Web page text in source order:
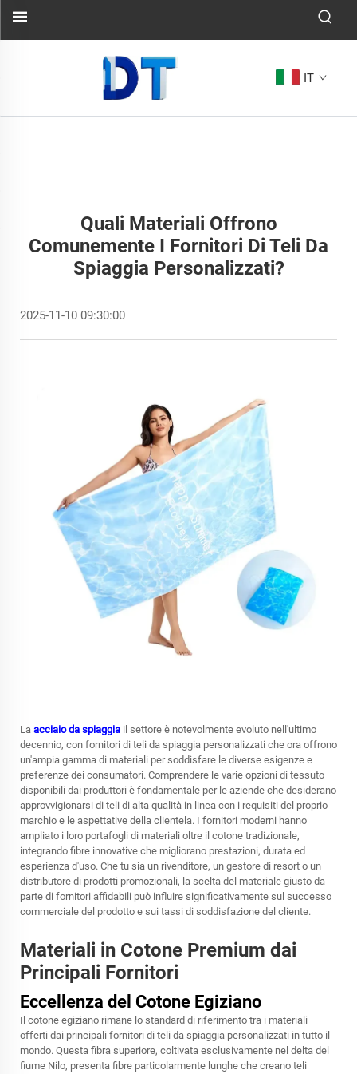
IT
Quali Materiali Offrono
Comunemente I Fornitori Di Teli Da
Spiaggia Personalizzati?
2025-11-10 09:30:00
La acciaio da spiaggia il settore è notevolmente evoluto nell'ultimo
decennio, con fornitori di teli da spiaggia personalizzati che ora offrono
un'ampia gamma di materiali per soddisfare le diverse esigenze e
preferenze dei consumatori. Comprendere le varie opzioni di tessuto
disponibili dai produttori è fondamentale per le aziende che desiderano
approvvigionarsi di teli di alta qualità in linea con i requisiti del proprio
marchio e le aspettative della clientela. I fornitori moderni hanno
ampliato i loro portafogli di materiali oltre il cotone tradizionale,
integrando fibre innovative che migliorano prestazioni, durata ed
esperienza d'uso. Che tu sia un rivenditore, un gestore di resort o un
distributore di prodotti promozionali, la scelta del materiale giusto da
parte di fornitori affidabili può influire significativamente sul successo
commerciale del prodotto e sui tassi di soddisfazione del cliente.
Materiali in Cotone Premium dai
Principali Fornitori
Eccellenza del Cotone Egiziano
Il cotone egiziano rimane lo standard di riferimento tra i materiali
offerti dai principali fornitori di teli da spiaggia personalizzati in tutto il
mondo. Questa fibra superiore, coltivata esclusivamente nel delta del
fiume Nilo, presenta fibre particolarmente lunghe che creano teli